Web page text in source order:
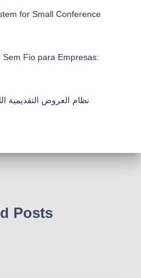
for Small Conference
Fio para Empresas:
نظام العروض التقديمية
Posts